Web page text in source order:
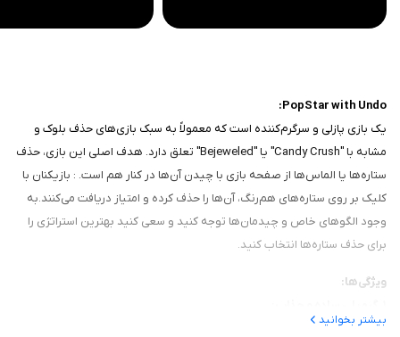
PopStar with Undo:
یک بازی پازلی و سرگرم‌کننده است که معمولاً به سبک بازی‌های حذف بلوک و
مشابه با "Candy Crush" یا "Bejeweled" تعلق دارد. هدف اصلی این بازی، حذف
ستاره‌ها یا الماس‌ها از صفحه بازی با چیدن آن‌ها در کنار هم است. : بازیکنان با
کلیک بر روی ستاره‌های هم‌رنگ، آن‌ها را حذف کرده و امتیاز دریافت می‌کنند.به
وجود الگوهای خاص و چیدمان‌ها توجه کنید و سعی کنید بهترین استراتژی را
برای حذف ستاره‌ها انتخاب کنید.
ویژگی‌ها:
- بازیکنان با کلیک بر روی گروه‌های دو یا چند ستاره هم‌رنگ می‌توانند آن‌ها را از
بیشتر بخوانید